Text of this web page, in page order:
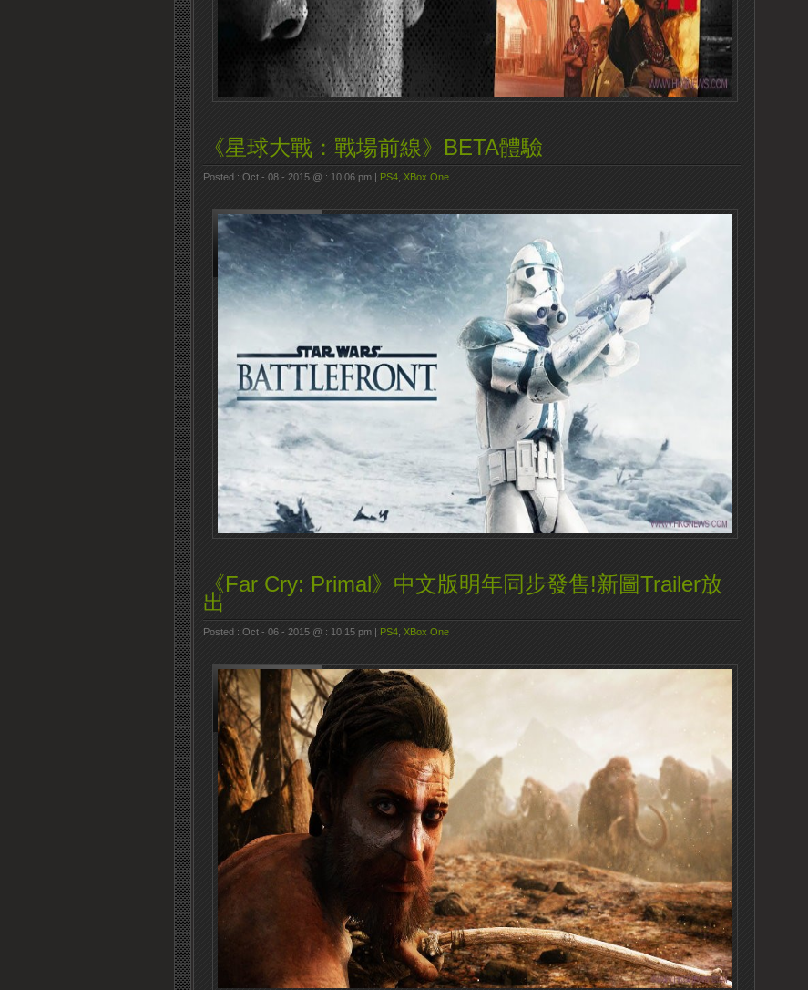
《星球大戰：戰場前線》BETA體驗
Posted : Oct - 08 - 2015 @ : 10:06 pm | PS4 XBox One
《Far Cry: Primal》中文版明年同步發售!新圖Trailer放
出
Posted : Oct - 06 - 2015 @ : 10:15 pm | PS4 XBox One